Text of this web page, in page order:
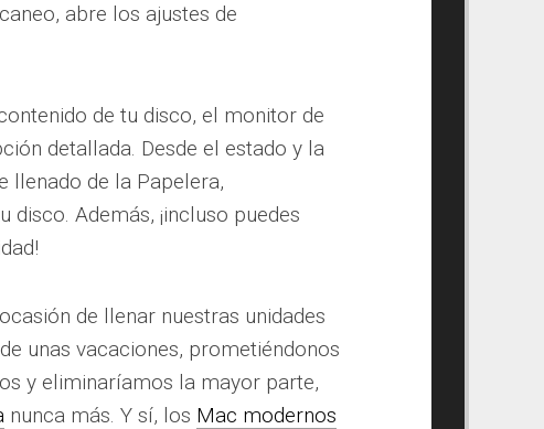
abre los ajustes de
de tu disco, el monitor de
detallada. Desde el estado y la
llenado de la Papelera,
Además, ¡incluso puedes
de llenar nuestras unidades
unas vacaciones, prometiéndonos
y eliminaríamos la mayor parte,
nunca más. Y sí, los Mac modernos